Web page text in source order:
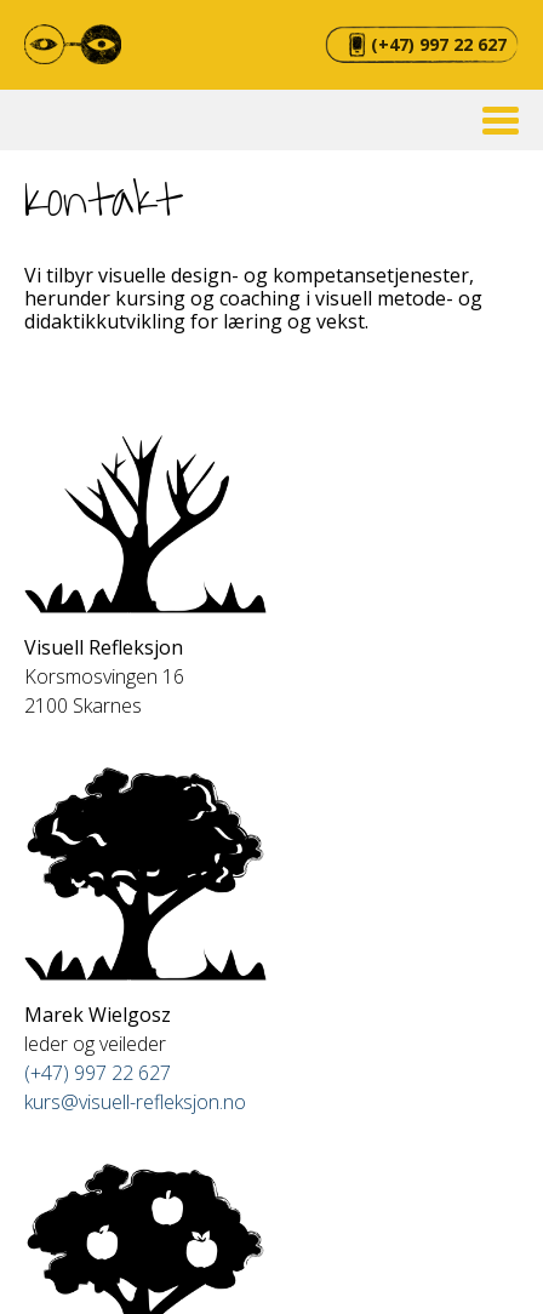
(+47) 997 22 627
Kontakt
Vi tilbyr visuelle design- og kompetansetjenester,
herunder kursing og coaching i visuell metode- og
didaktikkutvikling for læring og vekst.
Visuell Refleksjon
Korsmosvingen 16
2100 Skarnes
Marek Wielgosz
leder og veileder
(+47) 997 22 627
kurs@visuell-refleksjon.no